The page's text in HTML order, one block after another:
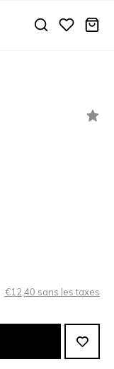
€12,40 sans les taxes